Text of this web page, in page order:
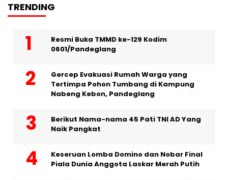
TRENDING
Resmi Buka TMMD ke-129 Kodim
0601/Pandeglang
Gercep Evakuasi Rumah Warga yang
Tertimpa Pohon Tumbang di Kampung
Nabeng Kebon, Pandeglang
Berikut Nama-nama 45 Pati TNI AD Yang
Naik Pangkat
Keseruan Lomba Domino dan Nobar Final
Piala Dunia Anggota Laskar Merah Putih